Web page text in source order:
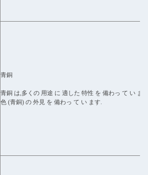
青銅
青銅 は,多くの 用途 に 適した 特性 を 備わっ て い ま
色 (青銅) の 外見 を 備わっ て い ます.